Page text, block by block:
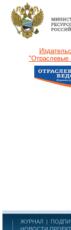
"Отраслевые
ЖУРНАЛ |